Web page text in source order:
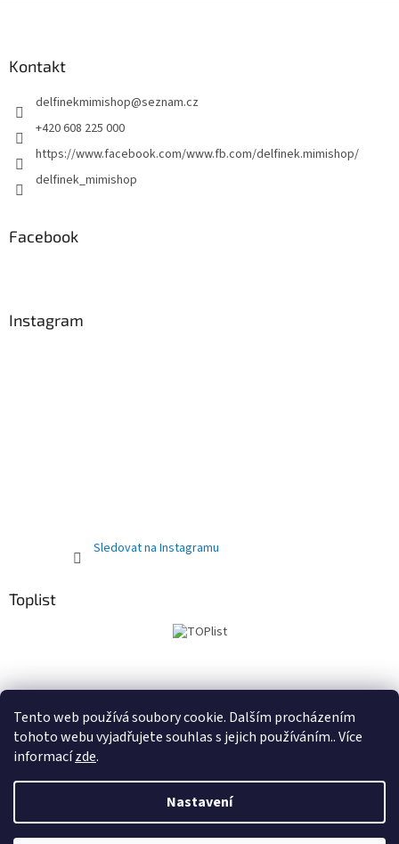
Tento web používá soubory cookie. Dalším procházením
tohoto webu vyjadřujete souhlas s jejich používáním.. Více
informacízde.
Nastavení
Kontakt
delfinekmimishop@seznam.cz
+420 608 225 000
https://www.facebook.com/www.fb.com/delfinek.mimishop/
delfinek_mimishop
Facebook
Instagram
Sledovat na Instagramu
Toplist